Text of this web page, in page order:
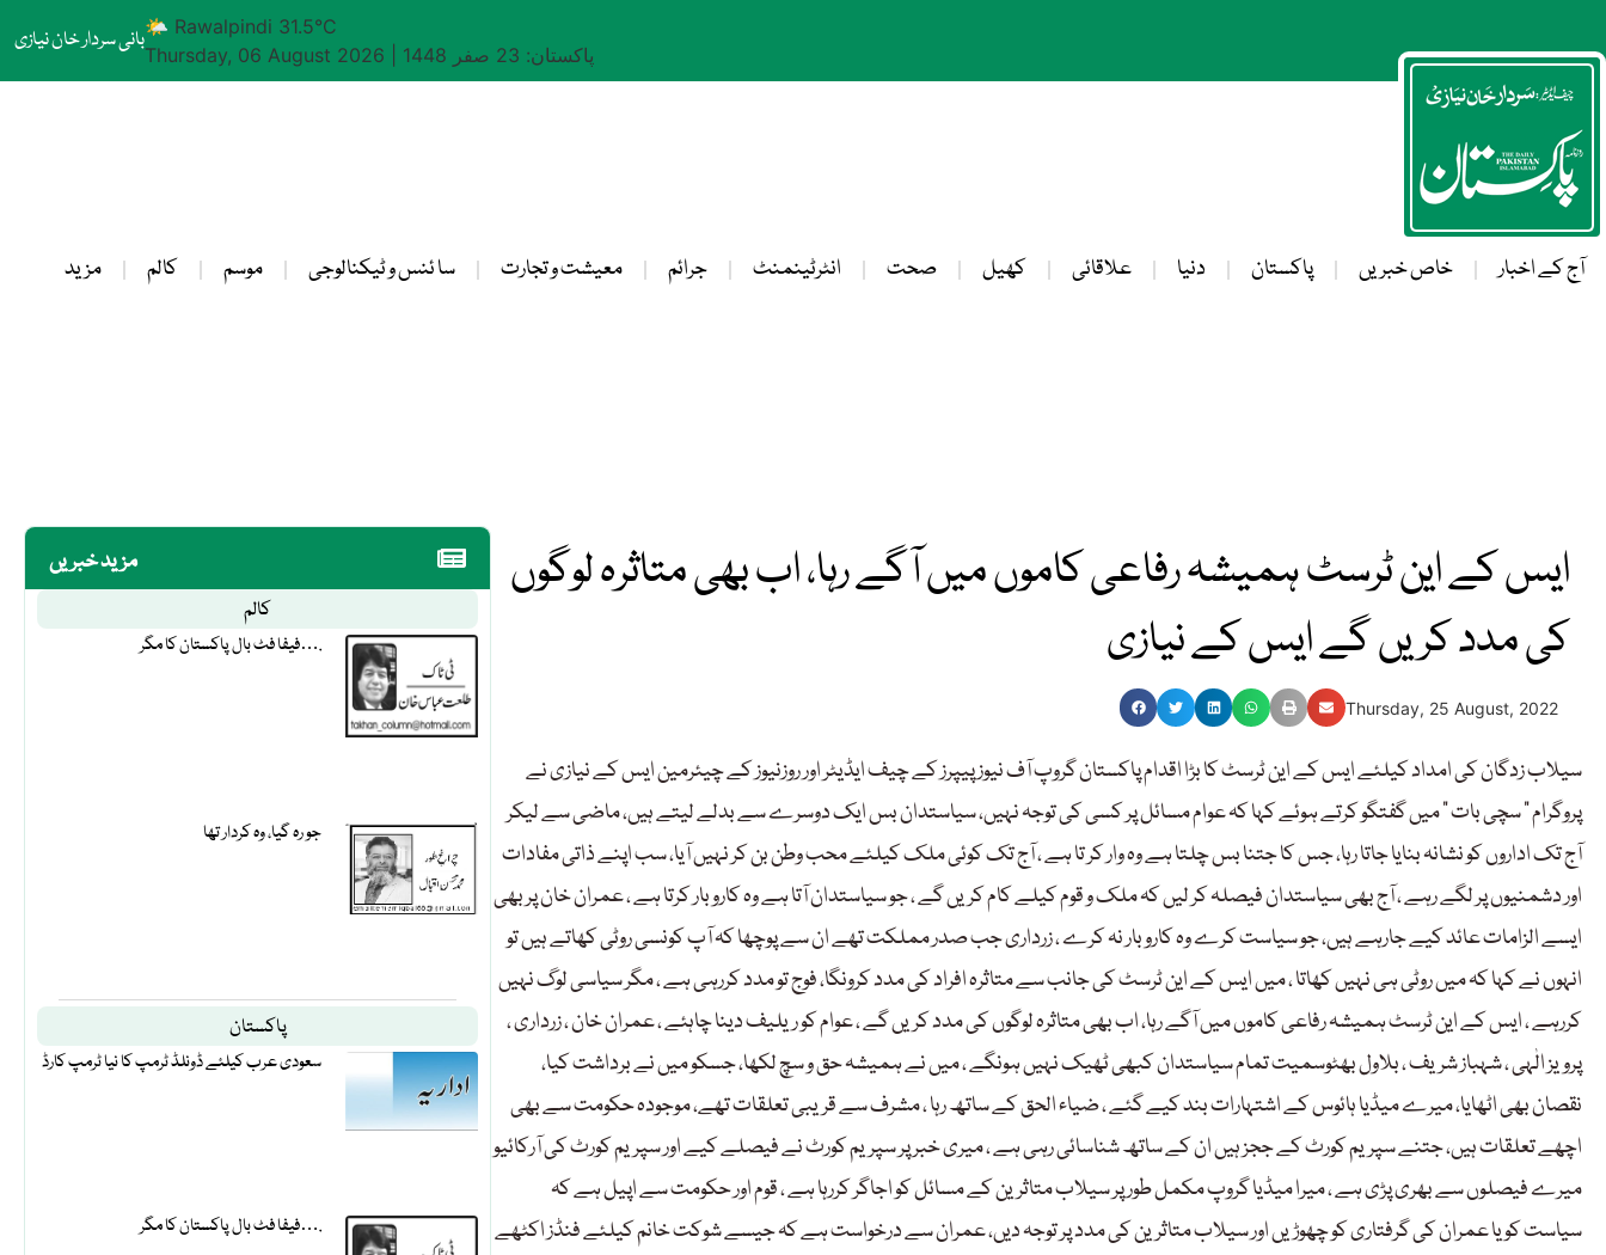
بانی سردار خان نیازی🌤 Rawalpindi 31.5°C
Thursday, 06 August 2026
پاکستان: 23 صفر 1448
آج کے اخبار خاص خبریں پاکستان دنیا علاقائی کھیل صحت انٹرٹینمنٹ جرائم معیشت و تجارت سا ئنس و ٹیکنالوجی موسم کالم مزید
مزید خبریں
کالم
فیفا فٹ بال پاکستان کا مگر….
جو رہ گیا، وہ کردار تھا
پاکستان
سعودی عرب کیلئے ڈونلڈ ٹرمپ کا نیا ٹرمپ کارڈ
فیفا فٹ بال پاکستان کا مگر….
ایس کے این ٹرسٹ ہمیشہ رفاعی کاموں میں آگے رہا، اب بھی متاثرہ لوگوں
کی مدد کریں گے ایس کے نیازی
Thursday, 25 August, 2022
سیلاب زدگان کی امداد کیلئے ایس کے این ٹرسٹ کا بڑا اقدام پاکستان گروپ آف نیوز پیپرز کے چیف ایڈیٹر اور روزنیوز کے چیئرمین ایس کے نیازی نے
پروگرام ” سچی بات ” میں گفتگو کرتے ہوئے کہا کہ عوام مسائل پر کسی کی توجہ نہیں، سیاستدان بس ایک دوسرے سے بدلے لیتے ہیں، ماضی سے لیکر
آج تک اداروں کو نشانہ بنایا جاتا رہا، جس کا جتنا بس چلتا ہے وہ وار کر تا ہے ، آج تک کوئی ملک کیلئے محب وطن بن کر نہیں آیا، سب اپنے ذاتی مفادات
اور دشمنیوں پر لگے رہے ، آج بھی سیاستدان فیصلہ کر لیں کہ ملک و قوم کیلے کام کریں گے ، جو سیاستدان آتا ہے وہ کاروبار کرتا ہے ، عمران خان پر بھی
ایسے الزامات عائد کیے جارہے ہیں، جو سیاست کرے وہ کاروبار نہ کرے ، زرداری جب صدر مملکت تھے ان سے پوچھا کہ آپ کونسی روٹی کھاتے ہیں تو
انہوں نے کہا کہ میں روٹی ہی نہیں کھاتا ، میں ایس کے این ٹرسٹ کی جانب سے متاثرہ افراد کی مدد کرونگا، فوج تو مدد کررہی ہے ، مگر سیاسی لوگ نہیں
کررہے ، ایس کے این ٹرسٹ ہمیشہ رفاعی کاموں میں آگے رہا، اب بھی متاثرہ لوگوں کی مدد کریں گے ، عوام کو ریلیف دینا چاہئے ، عمران خان ، زرداری ،
پرویز الٰہی ، شہباز شریف ، بلاول بھٹوسمیت تمام سیاستدان کبھی ٹھیک نہیں ہونگے ، میں نے ہمیشہ حق و سچ لکھا، جسکو میں نے برداشت کیا،
نقصان بھی اٹھایا، میرے میڈیا ہائوس کے اشتہارات بند کیے گئے ، ضیاء الحق کے ساتھ رہا ، مشرف سے قریبی تعلقات تھے، موجودہ حکومت سے بھی
اچھے تعلقات ہیں، جتنے سپریم کورٹ کے ججز ہیں ان کے ساتھ شناسائی رہی ہے ، میری خبر پر سپریم کورٹ نے فیصلے کیے اور سپریم کورٹ کی آرکائیو
میرے فیصلوں سے بھری پڑی ہے ، میرا میڈیا گروپ مکمل طور پر سیلاب متاثرین کے مسائل کو اجاگر کررہا ہے ، قوم اور حکومت سے اپیل ہے کہ
سیاست کو یا عمران کی گرفتاری کو چھوڑیں اور سیلاب متاثرین کی مدد پر توجہ دیں، عمران سے درخواست ہے کہ جیسے شوکت خانم کیلئے فنڈز اکٹھے